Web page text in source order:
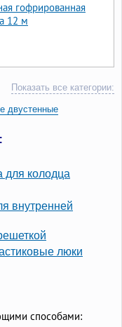
гофрированная
12 м
Показать все категории:
двустенные
мм
для колодца
внутренней
люки
способами: